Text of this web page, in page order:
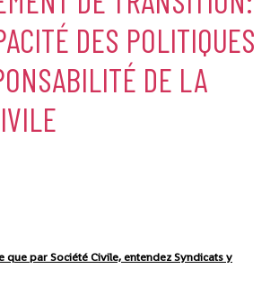
DES POLITIQUES
DE LA
que par Société Civile, entendez Syndicats y